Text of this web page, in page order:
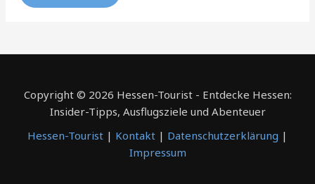
Copyright © 2026 Hessen-Tourist - Entdecke Hessen:
Insider-Tipps, Ausflugsziele und Abenteuer
Hessen-Tourist | Kontakt | Datenschutzerklärung |
Impressum